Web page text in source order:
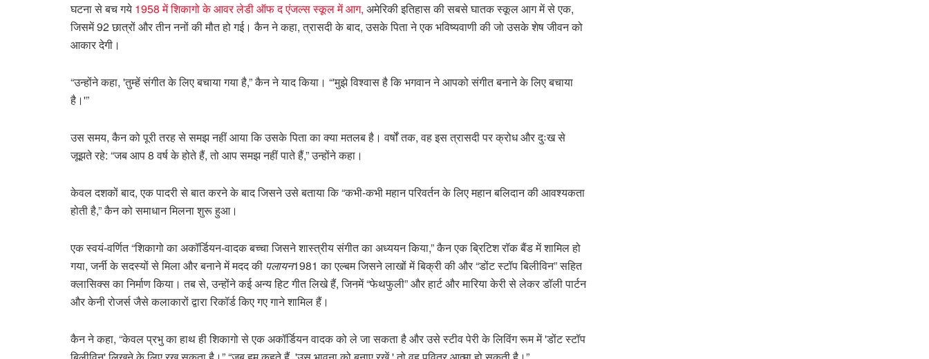
घटना से बच गये 1958 में शिकागो के आवर लेडी ऑफ द एंजल्स स्कूल में आग, अमेरिकी इतिहास की सबसे घातक स्कूल आग में से एक,
जिसमें 92 छात्रों और तीन ननों की मौत हो गई। कैन ने कहा, त्रासदी के बाद, उसके पिता ने एक भविष्यवाणी की जो उसके शेष जीवन को
आकार देगी।
“उन्होंने कहा, 'तुम्हें संगीत के लिए बचाया गया है,” कैन ने याद किया। “'मुझे विश्वास है कि भगवान ने आपको संगीत बनाने के लिए बचाया
है।'”
उस समय, कैन को पूरी तरह से समझ नहीं आया कि उसके पिता का क्या मतलब है। वर्षों तक, वह इस त्रासदी पर क्रोध और दुःख से
जूझते रहे: “जब आप 8 वर्ष के होते हैं, तो आप समझ नहीं पाते हैं,” उन्होंने कहा।
केवल दशकों बाद, एक पादरी से बात करने के बाद जिसने उसे बताया कि “कभी-कभी महान परिवर्तन के लिए महान बलिदान की आवश्यकता
होती है,” कैन को समाधान मिलना शुरू हुआ।
एक स्वयं-वर्णित “शिकागो का अकॉर्डियन-वादक बच्चा जिसने शास्त्रीय संगीत का अध्ययन किया,” कैन एक ब्रिटिश रॉक बैंड में शामिल हो
गया, जर्नी के सदस्यों से मिला और बनाने में मदद की पलायन1981 का एल्बम जिसने लाखों में बिक्री की और “डोंट स्टॉप बिलीविन” सहित
क्लासिक्स का निर्माण किया। तब से, उन्होंने कई अन्य हिट गीत लिखे हैं, जिनमें “फेथफुली” और हार्ट और मारिया केरी से लेकर डॉली पार्टन
और केनी रोजर्स जैसे कलाकारों द्वारा रिकॉर्ड किए गए गाने शामिल हैं।
कैन ने कहा, “केवल प्रभु का हाथ ही शिकागो से एक अकॉर्डियन वादक को ले जा सकता है और उसे स्टीव पेरी के लिविंग रूम में 'डोंट स्टॉप